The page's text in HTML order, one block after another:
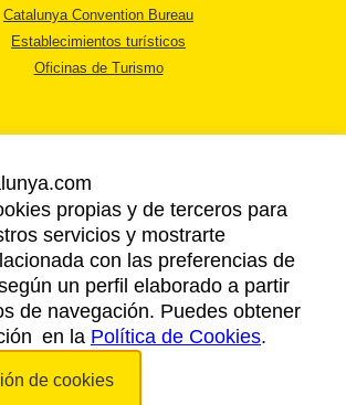
Catalunya Convention Bureau
Establecimientos turísticos
Oficinas de Turismo
AVISO LEGAL
POLÍTICA DE PRIVACIDAD
COOKIES
ACCESSIBILIDAD
Agencia Catalana de Turismo. Todos los derechos
propias y de terceros para
servicios y mostrarte
con las preferencias de
un perfil elaborado a partir
de navegación. Puedes obtener
en la Política de Cookies.
de cookies